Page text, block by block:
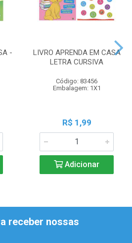
-
LIVRO APRENDA EM CASA
LETRA CURSIVA
Código: 83456
Embalagem: 1X1
R$ 1,99
Adicionar
receber nossas